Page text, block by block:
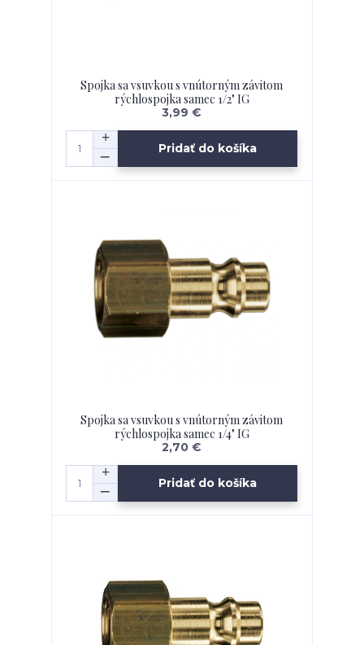
Spojka sa vsuvkou s vnútorným závitom
rýchlospojka samec 1/2" IG
3,99 €
Pridať do košíka
Spojka sa vsuvkou s vnútorným závitom
rýchlospojka samec 1/4" IG
2,70 €
Pridať do košíka